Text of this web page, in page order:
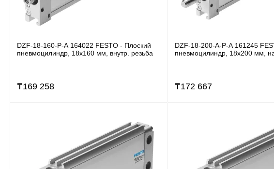
DZF-18-160-P-A 164022 FESTO - Плоский
пневмоцилиндр, 18x160 мм, внутр. резьба
₸169 258
DZF-18-200-A-P-A 161245
пневмоцилиндр, 18x200 мм,
₸172 667